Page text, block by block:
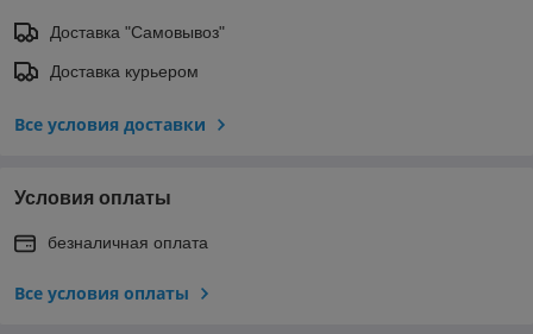
Доставка "Самовывоз"
Доставка курьером
Все условия доставки
Условия оплаты
безналичная оплата
Все условия оплаты